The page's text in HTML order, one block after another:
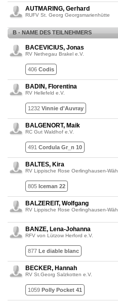
AUTMARING, Gerhard
RUFV St. Georg Georgsmarienhütte
B - NAME DES TEILNEHMERS
BACEVICIUS, Jonas
RV Nethegau Brakel e.V.
406 Codis
BADIN, Florentina
RV Hellefeld e.V.
1232 Vinnie d'Auvray
BALGENORT, Maik
RC Gut Waldhof e.V.
491 Cordula Gr_n 10
BALTES, Kira
RV Lippische Rose Oerlinghausen-Wäh
805 Iceman 22
BALZEREIT, Wolfgang
RV Lippische Rose Oerlinghausen-Wäh
BANZE, Lena-Johanna
RFV von Lützow Herford e.V.
877 Le diable blanc
BECKER, Hannah
RV St.Georg Salzkotten e.V.
1059 Polly Pocket 41